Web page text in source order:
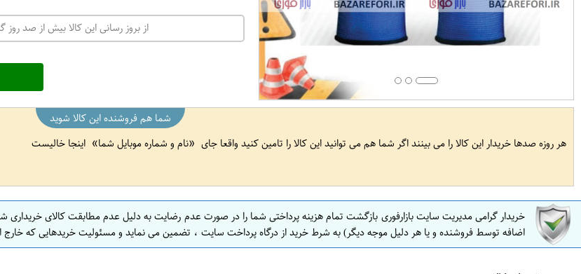
از بروز رسانی این کالا بیش از صد
شما هم فروشنده این کالا شوید
هر روزه صدها خریدار این کالا را می بینند اگر شما هم می توانید این کالا را تامین کنید واقعا جای
نام و شماره موبایل شما اینجا خالیست
خریدار گرامی مدیریت سایت بازارفوری بازگشت تمام هزینه پرداختی شما را در صورت عدم رضایت به دلیل عدم مطابقت کالای
اضافه توسط فروشنده و یا هر دلیل موجه دیگر) به شرط خرید از درگاه پرداخت سایت ، تضمین می نماید و مسئولیت خریدهایی که خارج